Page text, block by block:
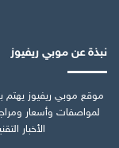
نبذة عن موبي ريفيوز
موقع موبي ريفيوز
لمواصفات وأسعار
الأخبار